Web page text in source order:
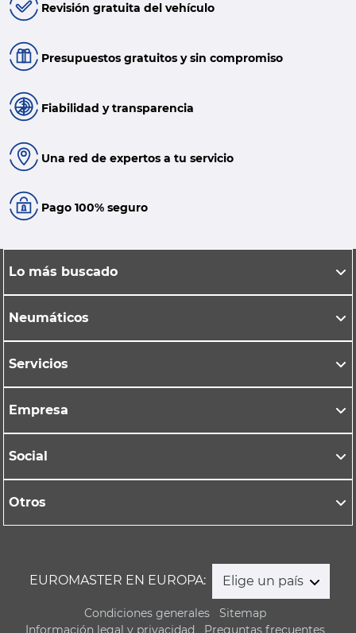
Revisión gratuita del vehículo
Presupuestos gratuitos y sin compromiso
Fiabilidad y transparencia
Una red de expertos a tu servicio
Pago 100% seguro
Lo más buscado
Neumáticos
Servicios
Empresa
Social
Otros
EUROMASTER EN EUROPA: Elige un país
Condiciones generales
Sitemap
Información legal y privacidad
Preguntas frecuentes